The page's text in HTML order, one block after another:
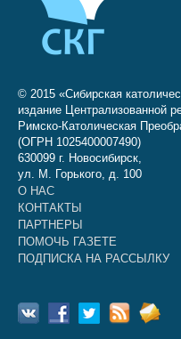
© 2015 «Сибирская
издание Централизованной
Римско-Католическая
(ОГРН 1025400007490)
630099 г. Новосибирск,
ул. М. Горького, д. 100
О НАС
КОНТАКТЫ
ПАРТНЕРЫ
ПОМОЧЬ ГАЗЕТЕ
ПОДПИСКА НА РАССЫЛКУ